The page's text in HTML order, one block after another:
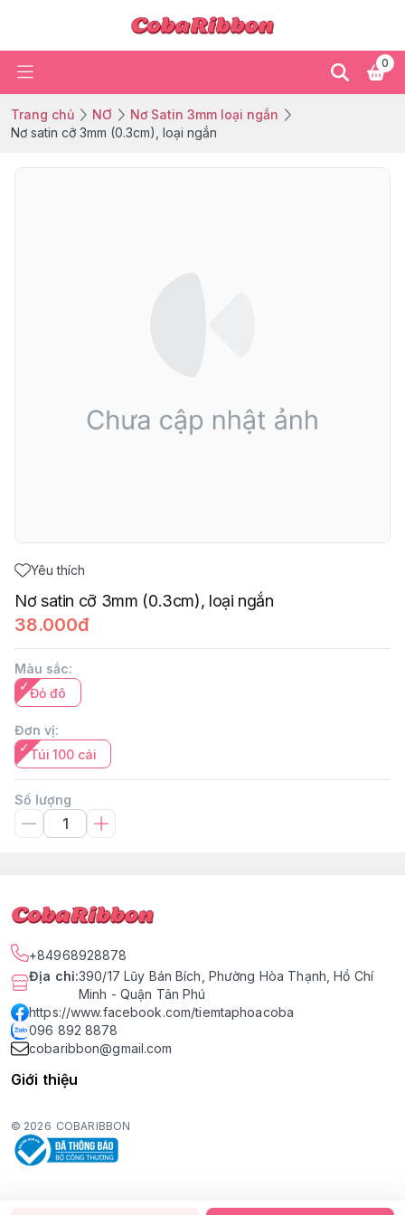
0
Trang chủ NƠ
Nơ Satin 3mm loại ngắn
Nơ satin cỡ 3mm (0.3cm), loại ngắn
Yêu thích
Nơ satin cỡ 3mm (0.3cm), loại ngắn
38.000đ
Màu sắc:
Đỏ đô
Đơn vị:
Túi 100 cái
Số lượng
+84968928878
Địa chỉ:390/17 Lũy Bán Bích, Phường Hòa Thạnh, Hồ Chí
Minh - Quận Tân Phú
https://www.facebook.com/tiemtaphoacoba
096 892 8878
cobaribbon@gmail.com
Giới thiệu
© 2026 COBARIBBON